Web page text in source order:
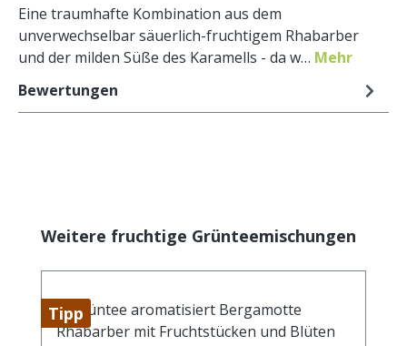
Eine traumhafte Kombination aus dem
unverwechselbar säuerlich-fruchtigem Rhabarber
und der milden Süße des Karamells - da w… Mehr
Bewertungen
Produktgalerie überspringen
Weitere fruchtige Grünteemischungen
Tipp